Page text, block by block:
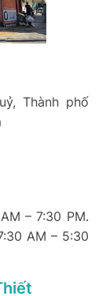
Thành phố
– 7:30 PM.
AM – 5:30